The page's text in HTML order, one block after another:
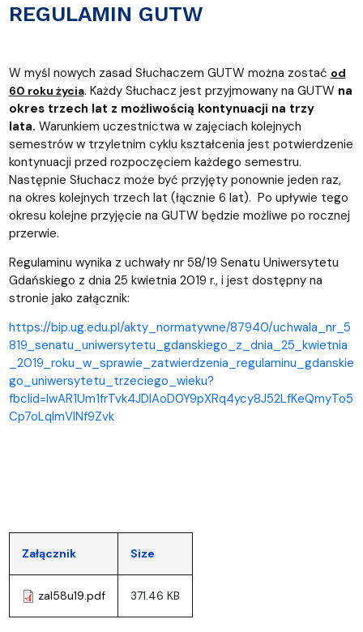
REGULAMIN GUTW
W myśl nowych zasad Słuchaczem GUTW można zostać od
60 roku życia. Każdy Słuchacz jest przyjmowany na GUTW na
okres trzech lat z możliwością kontynuacji na trzy
lata. Warunkiem uczestnictwa w zajęciach kolejnych
semestrów w trzyletnim cyklu kształcenia jest potwierdzenie
kontynuacji przed rozpoczęciem każdego semestru.
Następnie Słuchacz może być przyjęty ponownie jeden raz,
na okres kolejnych trzech lat (łącznie 6 lat). Po upływie tego
okresu kolejne przyjęcie na GUTW będzie możliwe po rocznej
przerwie.
Regulaminu wynika z uchwały nr 58/19 Senatu Uniwersytetu
Gdańskiego z dnia 25 kwietnia 2019 r., i jest dostępny na
stronie jako załącznik:
https://bip.ug.edu.pl/akty_normatywne/87940/uchwala_nr_5
819_senatu_uniwersytetu_gdanskiego_z_dnia_25_kwietnia
_2019_roku_w_sprawie_zatwierdzenia_regulaminu_gdanskie
go_uniwersytetu_trzeciego_wieku?
fbclid=IwAR1Um1frTvk4JDlAoD0Y9pXRq4ycy8J52LfKeQmyTo5
Cp7oLqlmVlNf9Zvk
Załącznik Size
zal58u19.pdf 371.46 KB